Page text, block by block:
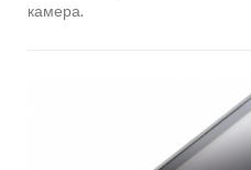
камера.